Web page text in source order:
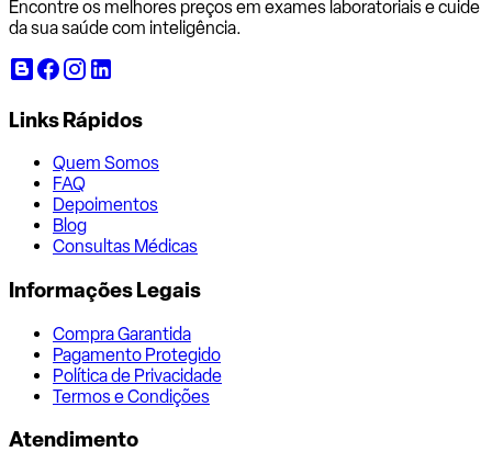
Encontre os melhores preços em exames laboratoriais e cuide
da sua saúde com inteligência.
Links Rápidos
Quem Somos
FAQ
Depoimentos
Blog
Consultas Médicas
Informações Legais
Compra Garantida
Pagamento Protegido
Política de Privacidade
Termos e Condições
Atendimento